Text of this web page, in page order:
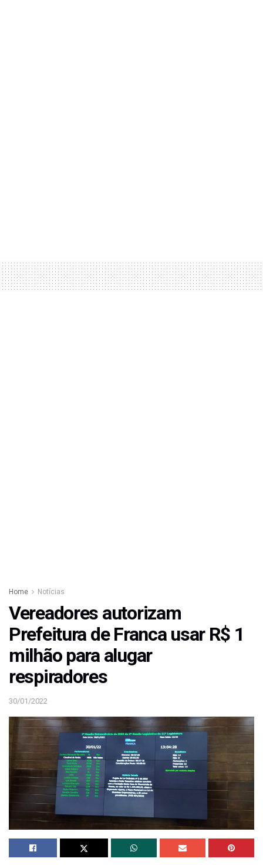
Home Notícias
Vereadores autorizam
Prefeitura de Franca usar R$ 1
milhão para alugar
respiradores
30/01/2022